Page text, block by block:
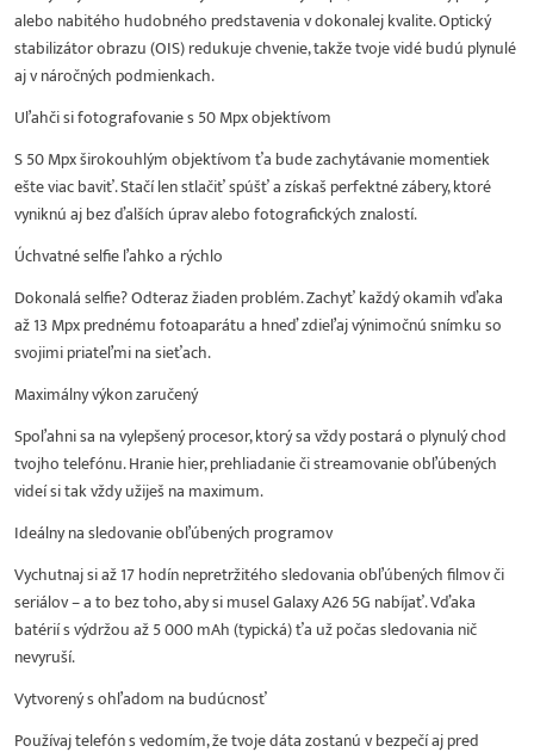
alebo nabitého hudobného predstavenia v dokonalej kvalite. Optický
stabilizátor obrazu (OIS) redukuje chvenie, takže tvoje vidé budú plynulé
aj v náročných podmienkach.
Uľahči si fotografovanie s 50 Mpx objektívom
S 50 Mpx širokouhlým objektívom ťa bude zachytávanie momentiek
ešte viac baviť. Stačí len stlačiť spúšť a získaš perfektné zábery, ktoré
vyniknú aj bez ďalších úprav alebo fotografických znalostí.
Úchvatné selfie ľahko a rýchlo
Dokonalá selfie? Odteraz žiaden problém. Zachyť každý okamih vďaka
až 13 Mpx prednému fotoaparátu a hneď zdieľaj výnimočnú snímku so
svojimi priateľmi na sieťach.
Maximálny výkon zaručený
Spoľahni sa na vylepšený procesor, ktorý sa vždy postará o plynulý chod
tvojho telefónu. Hranie hier, prehliadanie či streamovanie obľúbených
videí si tak vždy užiješ na maximum.
Ideálny na sledovanie obľúbených programov
Vychutnaj si až 17 hodín nepretržitého sledovania obľúbených filmov či
seriálov – a to bez toho, aby si musel Galaxy A26 5G nabíjať. Vďaka
batérií s výdržou až 5 000 mAh (typická) ťa už počas sledovania nič
nevyruší.
Vytvorený s ohľadom na budúcnosť
Používaj telefón s vedomím, že tvoje dáta zostanú v bezpečí aj pred